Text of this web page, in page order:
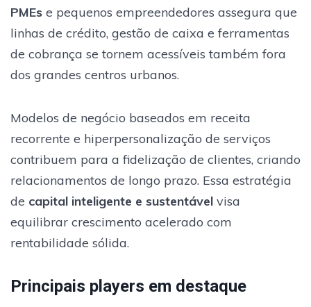
PMEs e pequenos empreendedores assegura que
linhas de crédito, gestão de caixa e ferramentas
de cobrança se tornem acessíveis também fora
dos grandes centros urbanos.
Modelos de negócio baseados em receita
recorrente e hiperpersonalização de serviços
contribuem para a fidelização de clientes, criando
relacionamentos de longo prazo. Essa estratégia
de capital inteligente e sustentável visa
equilibrar crescimento acelerado com
rentabilidade sólida.
Principais players em destaque